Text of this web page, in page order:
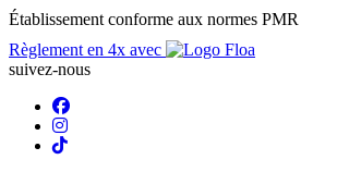
Établissement conforme aux normes PMR
Règlement en 4x avec
suivez-nous